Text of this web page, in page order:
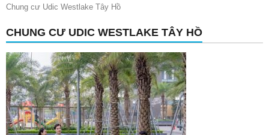
Chung cư Udic Westlake Tây Hồ
CHUNG CƯ UDIC WESTLAKE TÂY HỒ